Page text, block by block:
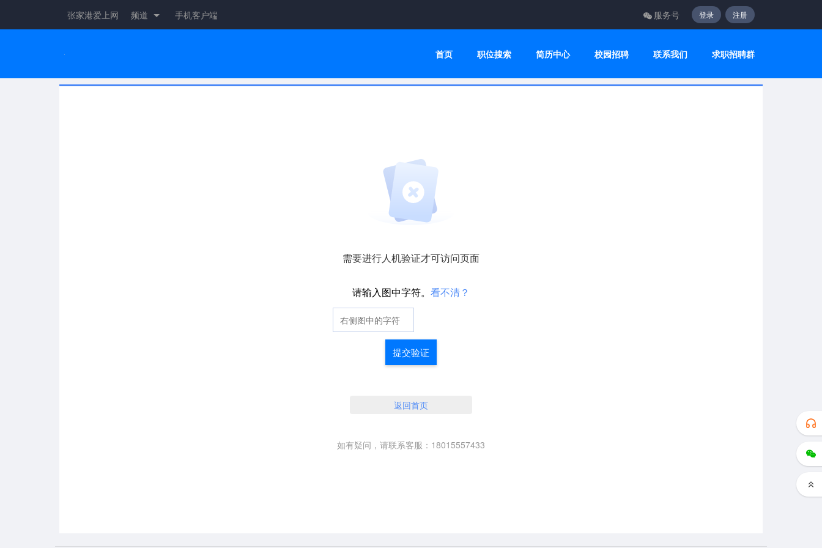
张家港爱上网 频道 手机客户端 服务号 登录 注册
首页 职位搜索 简历中心 校园招聘 联系我们 求职招聘群
需要进行人机验证才可访问页面
请输入图中字符。 看不清？
提交验证
返回首页
如有疑问，请联系客服：18015557433